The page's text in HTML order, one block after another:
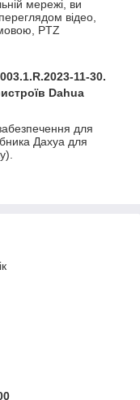
мережі, ви
відео,
PTZ
11-30.
Dahua
для
Дахуа для